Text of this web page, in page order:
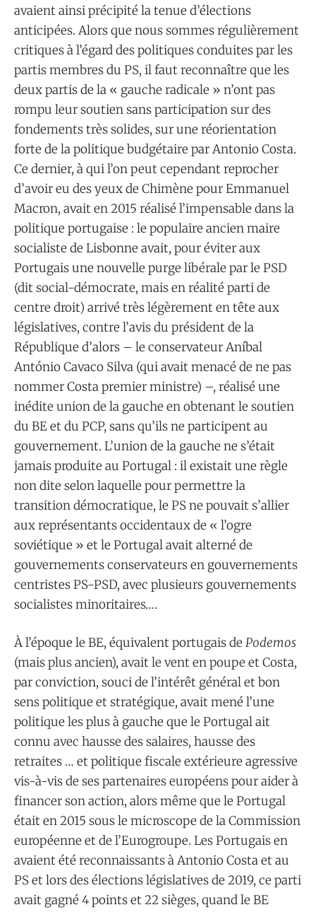
avaient ainsi précipité la tenue d’élections
anticipées. Alors que nous sommes régulièrement
critiques à l’égard des politiques conduites par les
partis membres du PS, il faut reconnaître que les
deux partis de la « gauche radicale » n’ont pas
rompu leur soutien sans participation sur des
fondements très solides, sur une réorientation
forte de la politique budgétaire par Antonio Costa.
Ce dernier, à qui l’on peut cependant reprocher
d’avoir eu des yeux de Chimène pour Emmanuel
Macron, avait en 2015 réalisé l’impensable dans la
politique portugaise : le populaire ancien maire
socialiste de Lisbonne avait, pour éviter aux
Portugais une nouvelle purge libérale par le PSD
(dit social-démocrate, mais en réalité parti de
centre droit) arrivé très légèrement en tête aux
législatives, contre l’avis du président de la
République d’alors – le conservateur Aníbal
António Cavaco Silva (qui avait menacé de ne pas
nommer Costa premier ministre) –, réalisé une
inédite union de la gauche en obtenant le soutien
du BE et du PCP, sans qu’ils ne participent au
gouvernement. L’union de la gauche ne s’était
jamais produite au Portugal : il existait une règle
non dite selon laquelle pour permettre la
transition démocratique, le PS ne pouvait s’allier
aux représentants occidentaux de « l’ogre
soviétique » et le Portugal avait alterné de
gouvernements conservateurs en gouvernements
centristes PS-PSD, avec plusieurs gouvernements
socialistes minoritaires….
À l’époque le BE, équivalent portugais de Podemos
(mais plus ancien), avait le vent en poupe et Costa,
par conviction, souci de l’intérêt général et bon
sens politique et stratégique, avait mené l’une
politique les plus à gauche que le Portugal ait
connu avec hausse des salaires, hausse des
retraites … et politique fiscale extérieure agressive
vis-à-vis de ses partenaires européens pour aider à
financer son action, alors même que le Portugal
était en 2015 sous le microscope de la Commission
européenne et de l’Eurogroupe. Les Portugais en
avaient été reconnaissants à Antonio Costa et au
PS et lors des élections législatives de 2019, ce parti
avait gagné 4 points et 22 sièges, quand le BE